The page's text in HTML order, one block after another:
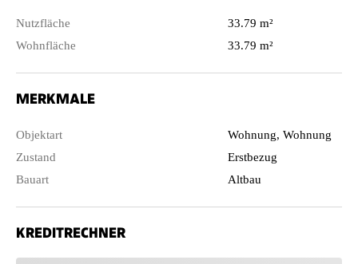
Nutzfläche
33.79 m²
Wohnfläche
33.79 m²
MERKMALE
Objektart
Wohnung, Wohnung
Zustand
Erstbezug
Bauart
Altbau
KREDITRECHNER